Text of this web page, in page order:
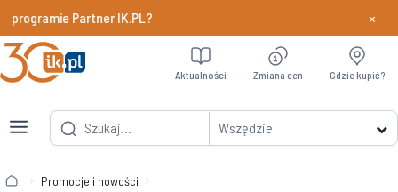
Partner IK.PL? Dowiedz
×
Wszędzie
Aktualności Zmiana cen Gdzie kupić?
Promocje i nowości